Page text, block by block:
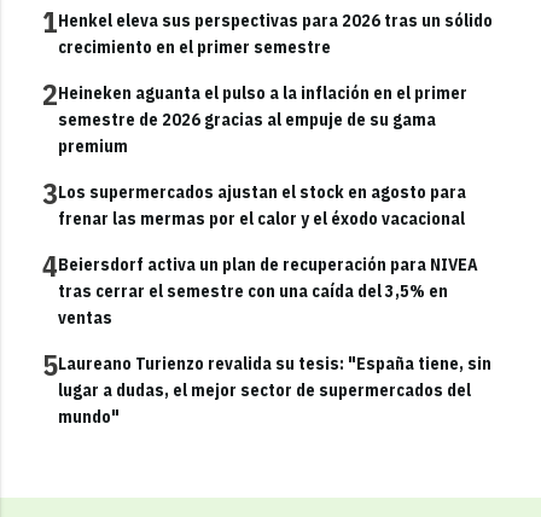
1Henkel eleva sus perspectivas para 2026 tras un sólido
crecimiento en el primer semestre
2Heineken aguanta el pulso a la inflación en el primer
semestre de 2026 gracias al empuje de su gama
premium
3Los supermercados ajustan el stock en agosto para
frenar las mermas por el calor y el éxodo vacacional
4Beiersdorf activa un plan de recuperación para NIVEA
tras cerrar el semestre con una caída del 3,5% en
ventas
5Laureano Turienzo revalida su tesis: "España tiene, sin
lugar a dudas, el mejor sector de supermercados del
mundo"